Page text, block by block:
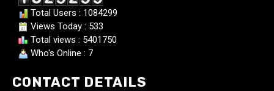
Total Users : 1084299
Views Today : 533
Total views : 5401750
Who's Online : 7
CONTACT DETAILS